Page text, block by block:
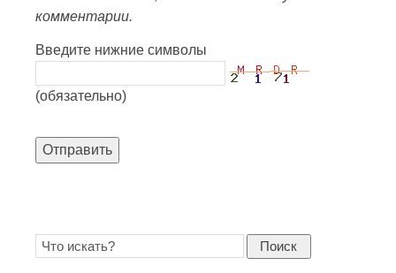
комментарии.
Введите нижние символы
(обязательно)
Отправить
Поиск